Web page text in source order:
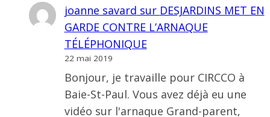
joanne savard sur DESJARDINS MET EN
GARDE CONTRE L’ARNAQUE
TÉLÉPHONIQUE
22 mai 2019
Bonjour, je travaille pour CIRCCO à
Baie-St-Paul. Vous avez déjà eu une
vidéo sur l'arnaque Grand-parent,